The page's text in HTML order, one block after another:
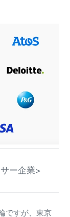
ー企業>
ですが、東京